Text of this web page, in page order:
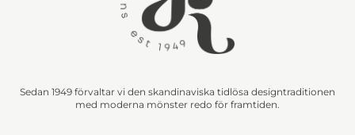
Sedan 1949 förvaltar vi den skandinaviska tidlösa designtraditionen
med moderna mönster redo för framtiden.